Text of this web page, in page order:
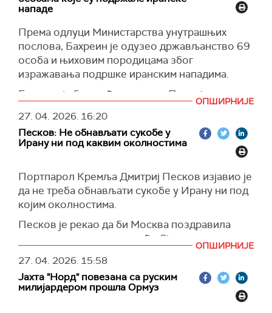
систем".
Додао је да је Русија стала уз Иран и да ће две
земље наставити своје стратешко
партнерство.
Аракчи je, такође, навео да Техеран разматра
захтев америчког председника Доналда
Трампа за преговоре
Према његовим речима, Трамп је затражио
преговоре јер САД нису постигле ниједан од
својих циљева.
нападе
Према одлуци Министарства унутрашњих
послова, Бахреин је одузео држављанство 69
особа и њиховим породицама због
изражавања подршке иранским нападима.
Бахреин је био међу земљама Персијског
залива које су биле мета напада Ирана као
одговор на америчко-израелске ваздушне
нападе на Иран који су почели 28. фебруара.
ОПШИРНИЈЕ
27. 04. 2026. 16:20
Песков: Не обнављати сукобе у
Ирану ни под каквим околностима
Портпарол Кремља Дмитриј Песков изјавио је
да не треба обнављати сукобе у Ирану ни под
којим околностима.
Песков је рекао да би Москва поздравила
наставак преговора између Сједињених
Америчких Држава и Ирана и продужење
прекида ватре, као и да је уверена да повратак
непријатељствима у овом сукобу не би
требало предузимати ни под којим
ОПШИРНИЈЕ
27. 04. 2026. 15:58
Јахта "Норд" повезана са руским
милијардером прошла Ормуз